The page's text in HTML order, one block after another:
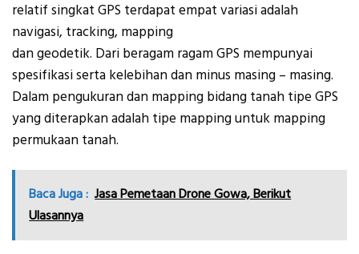
relatif singkat GPS terdapat empat variasi adalah
navigasi, tracking, mapping
dan geodetik. Dari beragam ragam GPS mempunyai
spesifikasi serta kelebihan dan minus masing – masing.
Dalam pengukuran dan mapping bidang tanah tipe GPS
yang diterapkan adalah tipe mapping untuk mapping
permukaan tanah.
Baca Juga : Jasa Pemetaan Drone Gowa, Berikut
Ulasannya